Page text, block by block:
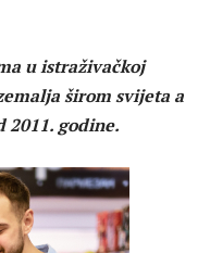
u istraživačkoj
širom svijeta a
2011. godine.